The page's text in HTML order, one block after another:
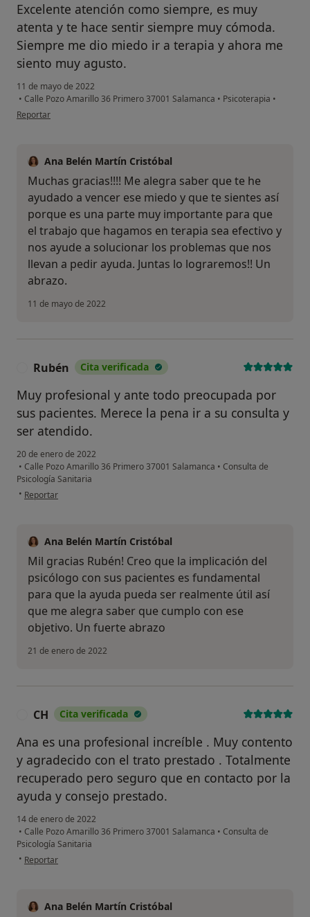
Excelente atención como siempre, es muy
atenta y te hace sentir siempre muy cómoda.
Siempre me dio miedo ir a terapia y ahora me
siento muy agusto.
11 de mayo de 2022
• Calle Pozo Amarillo 36 Primero 37001 Salamanca • Psicoterapia •
en opinión del usuario C.M
Reportar
Ana Belén Martín Cristóbal
Muchas gracias!!!! Me alegra saber que te he
ayudado a vencer ese miedo y que te sientes así
porque es una parte muy importante para que
el trabajo que hagamos en terapia sea efectivo y
nos ayude a solucionar los problemas que nos
llevan a pedir ayuda. Juntas lo lograremos!! Un
abrazo.
11 de mayo de 2022
Rubén Cita verificada
Muy profesional y ante todo preocupada por
sus pacientes. Merece la pena ir a su consulta y
ser atendido.
20 de enero de 2022
• Calle Pozo Amarillo 36 Primero 37001 Salamanca • Consulta de
Psicología Sanitaria
• en opinión del usuario Rubén
Reportar
Ana Belén Martín Cristóbal
Mil gracias Rubén! Creo que la implicación del
psicólogo con sus pacientes es fundamental
para que la ayuda pueda ser realmente útil así
que me alegra saber que cumplo con ese
objetivo. Un fuerte abrazo
21 de enero de 2022
CH Cita verificada
Ana es una profesional increíble . Muy contento
y agradecido con el trato prestado . Totalmente
recuperado pero seguro que en contacto por la
ayuda y consejo prestado.
14 de enero de 2022
• Calle Pozo Amarillo 36 Primero 37001 Salamanca • Consulta de
Psicología Sanitaria
• en opinión del usuario CH
Reportar
Ana Belén Martín Cristóbal